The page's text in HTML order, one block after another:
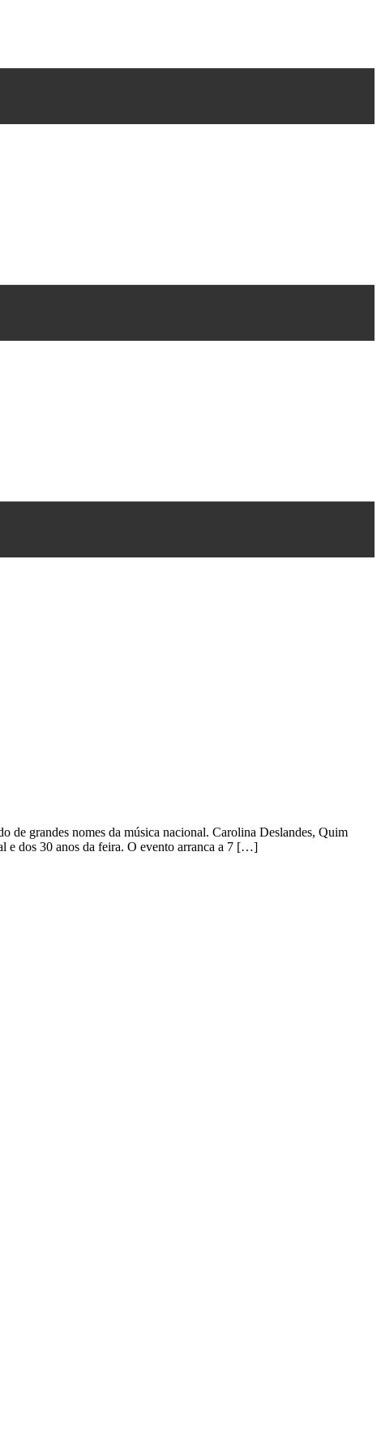
de grandes nomes da música nacional. Carolina Deslandes, Quim
e dos 30 anos da feira. O evento arranca a 7 […]